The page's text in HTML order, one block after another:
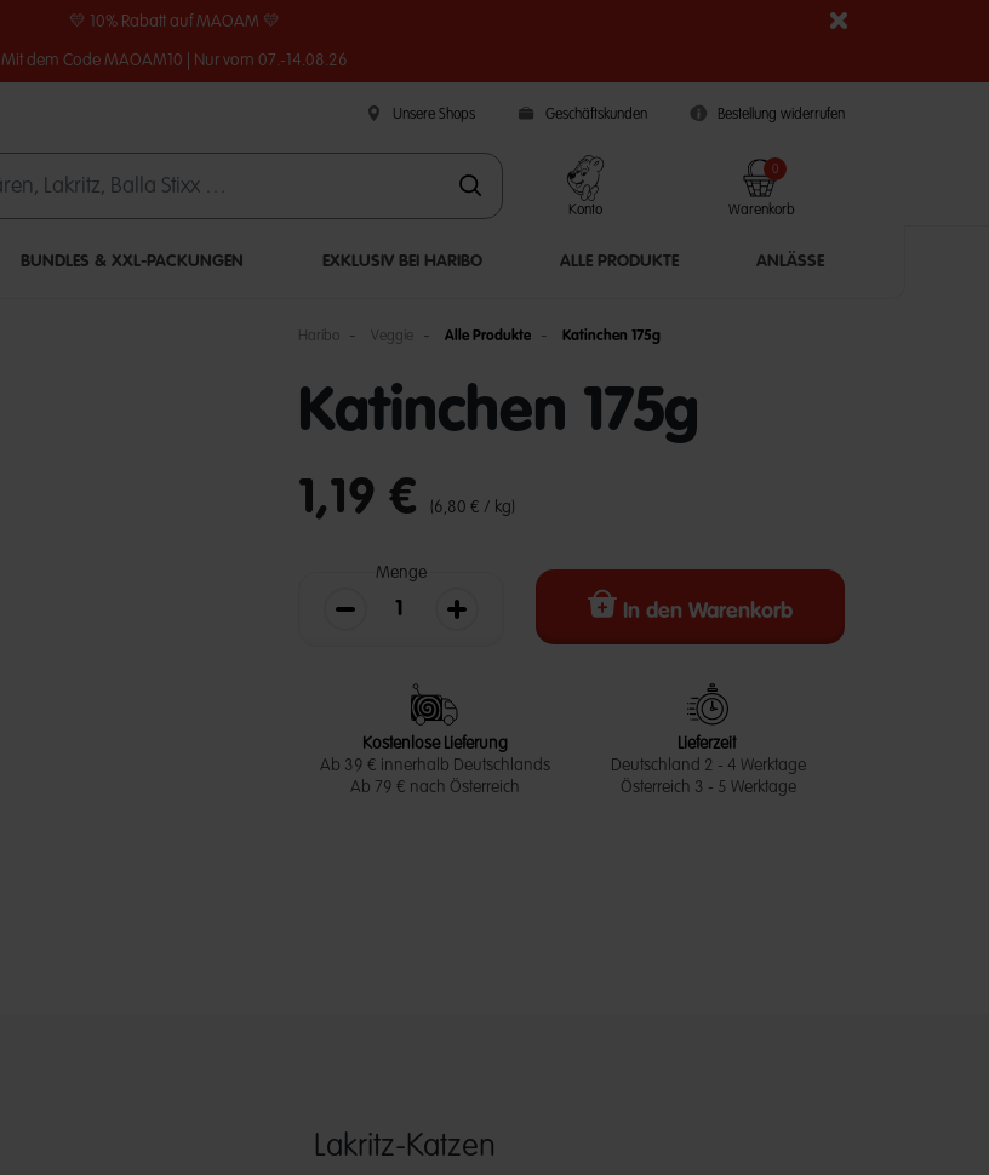
💛 10% Rabatt auf MAOAM 💛
Mit dem Code MAOAM10 | Nur vom 07.-14.08.26
Unsere Shops Geschäftskunden Bestellung widerrufen
Konto Warenkorb
0
BUNDLES & XXL-PACKUNGEN EXKLUSIV BEI HARIBO ALLE PRODUKTE ANLÄSSE
Haribo Veggie Alle Produkte Katinchen 175g
Katinchen 175g
undefined out of 5 Customer Rating
1,19 € (6,80 € / kg)
Menge
Die Menge verringernDie Menge erhöhen In den Warenkorb
Kostenlose Lieferung
Ab 39 € innerhalb Deutschlands
Ab 79 € nach Österreich
Lieferzeit
Deutschland 2 - 4 Werktage
Österreich 3 - 5 Werktage
Lakritz-Katzen